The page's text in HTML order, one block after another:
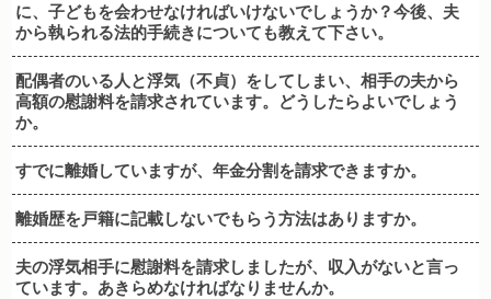
に、子どもを会わせなければいけないでしょうか？今後、夫
から執られる法的手続きについても教えて下さい。
配偶者のいる人と浮気（不貞）をしてしまい、相手の夫から
高額の慰謝料を請求されています。どうしたらよいでしょう
か。
すでに離婚していますが、年金分割を請求できますか。
離婚歴を戸籍に記載しないでもらう方法はありますか。
夫の浮気相手に慰謝料を請求しましたが、収入がないと言っ
ています。あきらめなければなりませんか。